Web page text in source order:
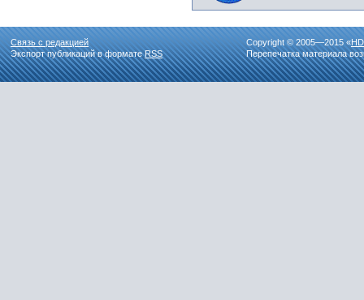
Связь с редакцией
Экспорт публикаций в форматеRSS
Copyright © 2005—2015 «
Перепечатка материала